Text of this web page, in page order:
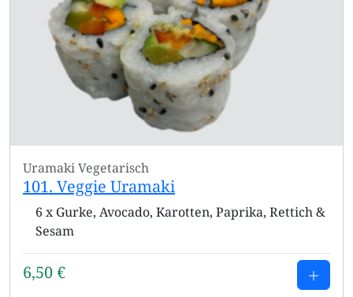
UramakiVegetarisch
101. Veggie Uramaki
6 x Gurke, Avocado, Karotten, Paprika, Rettich &
Sesam
6,50€